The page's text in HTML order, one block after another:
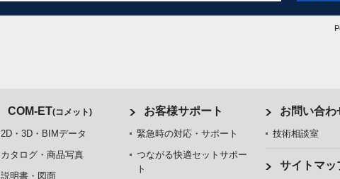
COM-ET(コメット)
2D・3D・BIMデータ
カタログ・商品写真
説明書・図面
お客様サポート
緊急時の対応・サポート
つながる快適セットサポー
ト
お問い合わ
技術相談室
サイトマッ